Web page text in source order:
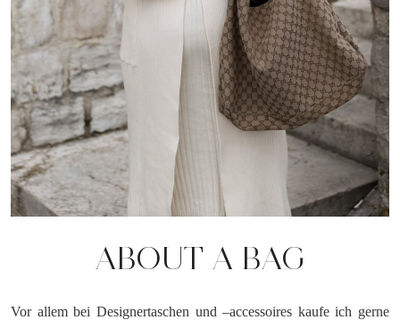
ABOUT A BAG
Vor allem bei Designertaschen und –accessoires kaufe ich gerne